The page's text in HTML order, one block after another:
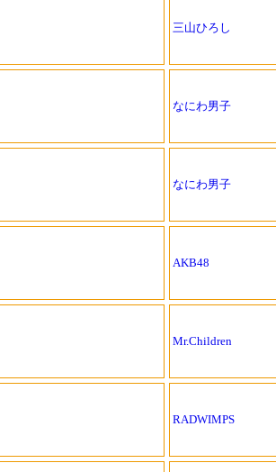
三山ひろし
なにわ男子
なにわ男子
AKB48
Mr.Children
RADWIMPS